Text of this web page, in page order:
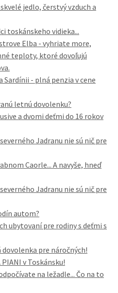
jedlo, čerstvý vzduch a
toskánskeho vidieka...
Elba - vyhriate more,
teploty, ktoré dovoľujú
Sardínii - plná penzia v cene
letnú dovolenku?
a dvomi deťmi do 16 rokov
Jadranu nie sú nič pre
Caorle... A navyše, hneď
Jadranu nie sú nič pre
autom?
ubytovaní pre rodiny s deťmi s
pre náročných!
v Toskánsku!
na ležadle... Čo na to